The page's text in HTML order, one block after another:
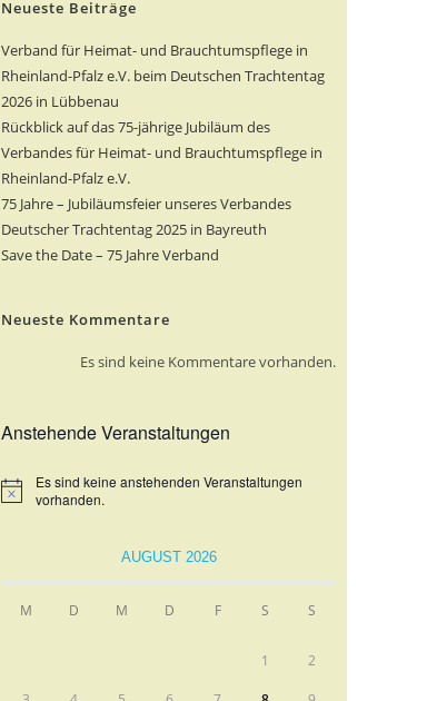
Neueste Beiträge
Verband für Heimat- und Brauchtumspflege in
Rheinland-Pfalz e.V. beim Deutschen Trachtentag
2026 in Lübbenau
Rückblick auf das 75-jährige Jubiläum des
Verbandes für Heimat- und Brauchtumspflege in
Rheinland-Pfalz e.V.
75 Jahre – Jubiläumsfeier unseres Verbandes
Deutscher Trachtentag 2025 in Bayreuth
Save the Date – 75 Jahre Verband
Neueste Kommentare
Es sind keine Kommentare vorhanden.
Anstehende Veranstaltungen
H
i
Es sind keine anstehenden Veranstaltungen
vorhanden.
AUGUST 2026
M D M D F S S
1 2